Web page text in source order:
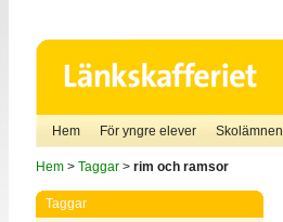
Hem För yngre elever Skolämnen
Hem> Taggar> rim och ramsor
Taggar